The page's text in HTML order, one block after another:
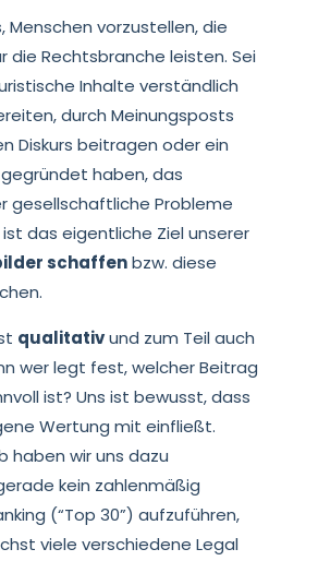
Menschen vorzustellen, die
die Rechtsbranche leisten. Sei
Inhalte verständlich
durch Meinungsposts
Diskurs beitragen oder ein
haben, das
gesellschaftliche Probleme
das eigentliche Ziel unserer
schaffenbzw. diese
qualitativund zum Teil auch
wer legt fest, welcher Beitrag
ist? Uns ist bewusst, dass
Wertung mit einfließt.
haben wir uns dazu
kein zahlenmäßig
(“Top 30”) aufzuführen,
viele verschiedene Legal